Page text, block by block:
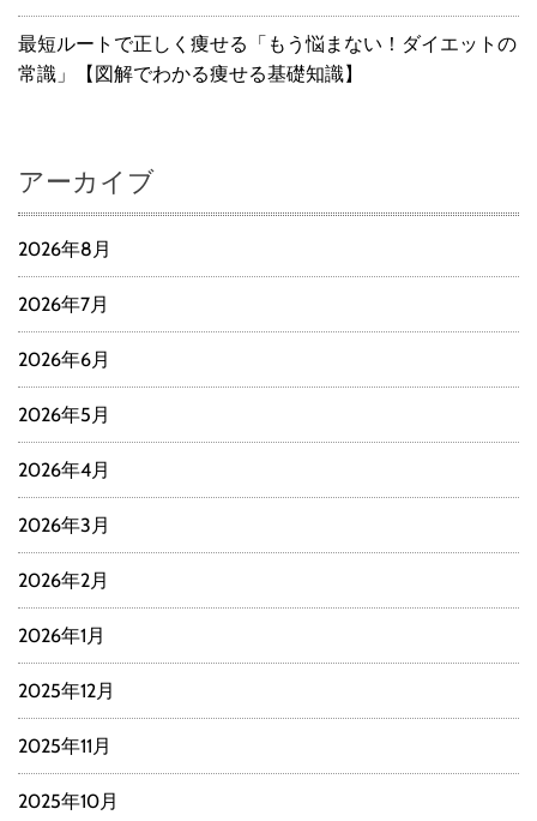
最短ルートで正しく痩せる「もう悩まない！ダイエットの
常識」【図解でわかる痩せる基礎知識】
アーカイブ
2026年8月
2026年7月
2026年6月
2026年5月
2026年4月
2026年3月
2026年2月
2026年1月
2025年12月
2025年11月
2025年10月